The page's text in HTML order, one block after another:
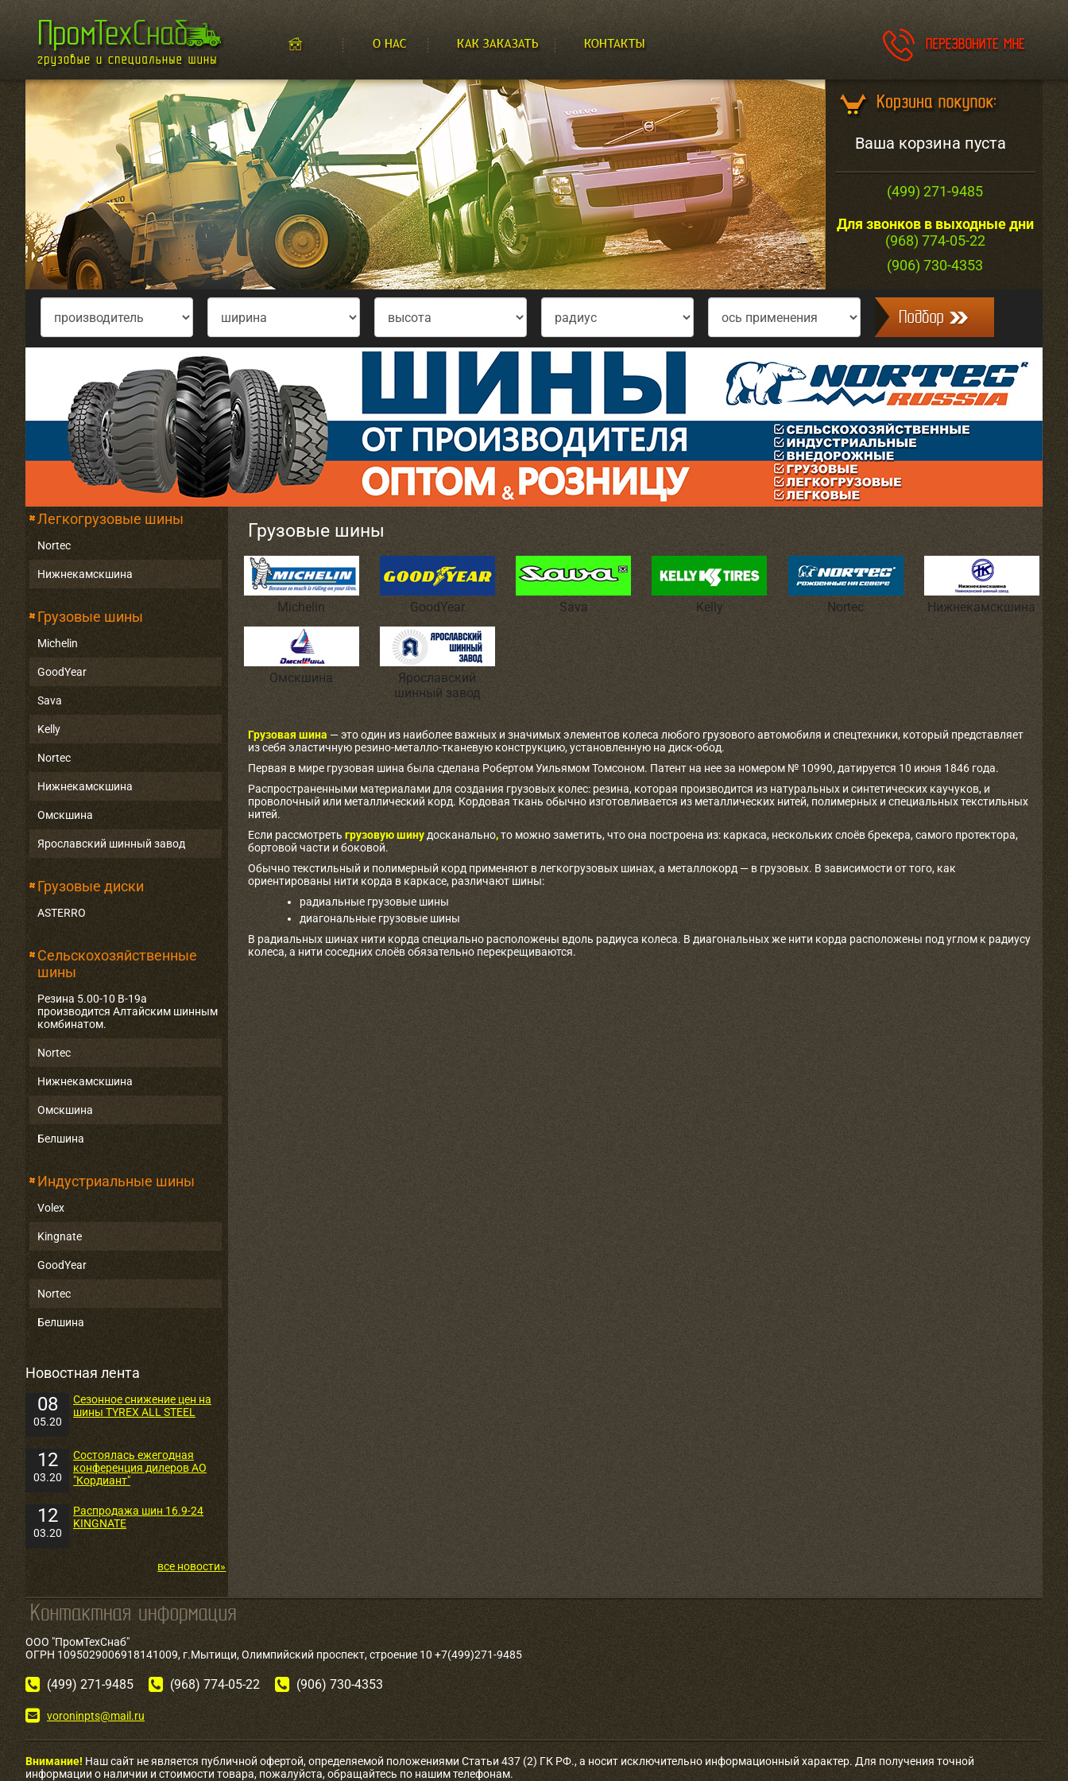
Ваша корзина пуста
(499) 271-9485
Для звонков в выходные дни
(968) 774-05-22
(906) 730-4353
Легкогрузовые шины
Nortec
Нижнекамскшина
Грузовые шины
Michelin
GoodYear
Sava
Kelly
Nortec
Нижнекамскшина
Омскшина
Ярославский шинный завод
Грузовые диски
ASTERRO
Сельскохозяйственные
шины
Резина 5.00-10 В-19а
производится Алтайским шинным
комбинатом.
Nortec
Нижнекамскшина
Омскшина
Белшина
Индустриальные шины
Volex
Kingnate
GoodYear
Nortec
Белшина
Новостная лента
08
05.20
Сезонное снижение цен на
шины TYREX ALL STEEL
12
03.20
Состоялась ежегодная
конференция дилеров АО
"Кордиант"
12
03.20
Распродажа шин 16.9-24
KINGNATE
все новости»
Грузовые шины
Michelin GoodYear Sava Kelly Nortec Нижнекамскшина
Омскшина
Ярославский
шинный завод
Грузовая шина — это один из наиболее важных и значимых элементов колеса любого грузового автомобиля и спецтехники, который представляет
из себя эластичную резино-металло-тканевую конструкцию, установленную на диск-обод.
Первая в мире грузовая шина была сделана Робертом Уильямом Томсоном. Патент на нее за номером № 10990, датируется 10 июня 1846 года.
Распространенными материалами для создания грузовых колес: резина, которая производится из натуральных и синтетических каучуков, и
проволочный или металлический корд. Кордовая ткань обычно изготовливается из металлических нитей, полимерных и специальных текстильных
нитей.
Если рассмотреть грузовую шину досканально,то можно заметить, что она построена из: каркаса, нескольких слоёв брекера, самого протектора,
бортовой части и боковой.
Обычно текстильный и полимерный корд применяют в легкогрузовых шинах, а металлокорд — в грузовых. В зависимости от того, как
ориентированы нити корда в каркасе, различают шины:
радиальные грузовые шины
диагональные грузовые шины
В радиальных шинах нити корда специально расположены вдоль радиуса колеса. В диагональных же нити корда расположены под углом к радиусу
колеса, а нити соседних слоёв обязательно перекрещиваются.
ООО "ПромТехСнаб"
ОГРН 1095029006918141009, г.Мытищи, Олимпийский проспект, строение 10 +7(499)271-9485
(499) 271-9485 (968) 774-05-22 (906) 730-4353
voroninpts@mail.ru
Внимание! Наш сайт не является публичной офертой, определяемой положениями Статьи 437 (2) ГК РФ., а носит исключительно информационный характер. Для получения точной
информации о наличии и стоимости товара, пожалуйста, обращайтесь по нашим телефонам.